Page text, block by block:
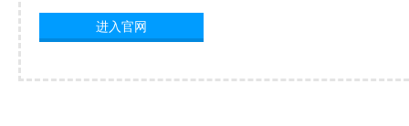
进入官网